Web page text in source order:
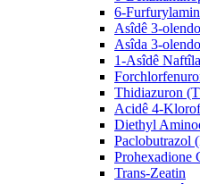
6-
Asîdê 3-
Asîda 3-
1-Asîdê
Thidiazuron
Acidê 4-
Diethyl
Paclobutrazol
Prohexadione
Trans-Zeatin